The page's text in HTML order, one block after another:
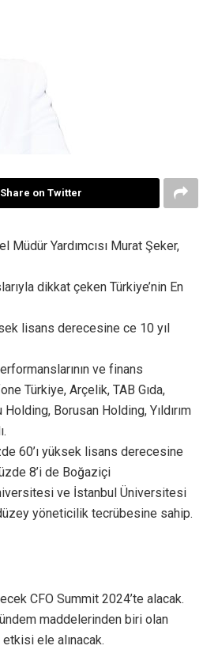
Share on Twitter
Müdür Yardımcısı Murat Şeker,
dikkat çeken Türkiye’nin En
lisans derecesine ce 10 yıl
ve finans
Türkiye, Arçelik, TAB Gıda,
Borusan Holding, Yıldırım
60’ı yüksek lisans derecesine
8’i de Boğaziçi
ve İstanbul Üniversitesi
yöneticilik tecrübesine sahip.
CFO Summit 2024’te alacak.
maddelerinden biri olan
ele alınacak.